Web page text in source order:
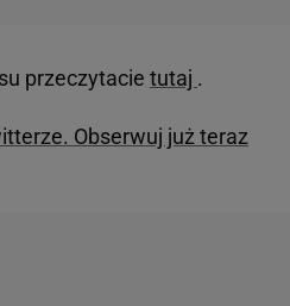
przeczytacie tutaj .
Obserwuj już teraz